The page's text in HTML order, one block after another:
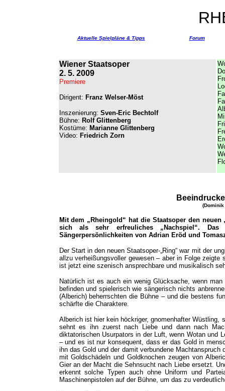
Aktuelle Spielpläne & Tipps Forum
Wiener Staatsoper
2. 5. 2009
Premiere
Dirigent: Franz Welser-Möst
Inszenierung: Sven-Eric Bechtolf
Bühne: Rolf Glittenberg
Kostüme: Marianne Glittenberg
Video: Friedrich Zorn
(Dominik
Mit dem „Rheingold“ hat die Staatsoper den
sich als sehr erfreuliches „Nachspiel“.
Sängerpersönlichkeiten von Adrian Eröd und
Der Start in den neuen Staatsoper-„Ring“ war mit der
allzu verheißungsvoller gewesen – aber in Folge zeigte
ist jetzt eine szenisch ansprechbare und musikalisch
Natürlich ist es auch ein wenig Glücksache, wenn
befinden und spielerisch wie sängerisch nichts
(Alberich) beherrschten die Bühne – und die bestens
schärfte die Charaktere.
Alberich ist hier kein höckriger, gnomenhafter Wüstling,
sehnt es ihn zuerst nach Liebe und dann nach
diktatorischen Usurpators in der Luft, wenn Wotan und
– und es ist nur konsequent, dass er das Gold in
ihn das Gold und der damit verbundene
mit Goldschädeln und Goldknochen zeugen von
Gier an der Macht die Sehnsucht nach Liebe ersetzt.
erkennt solche Typen auch ohne Uniform und
Maschinenpistolen auf der Bühne, um das zu